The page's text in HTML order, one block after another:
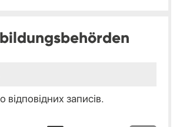
відповідних записів.